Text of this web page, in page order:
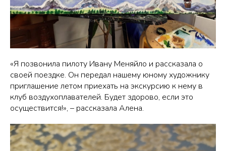
«Я позвонила пилоту Ивану Меняйло и рассказала о
своей поездке. Он передал нашему юному художнику
приглашение летом приехать на экскурсию к нему в
клуб воздухоплавателей. Будет здорово, если это
осуществится!», – рассказала Алена.